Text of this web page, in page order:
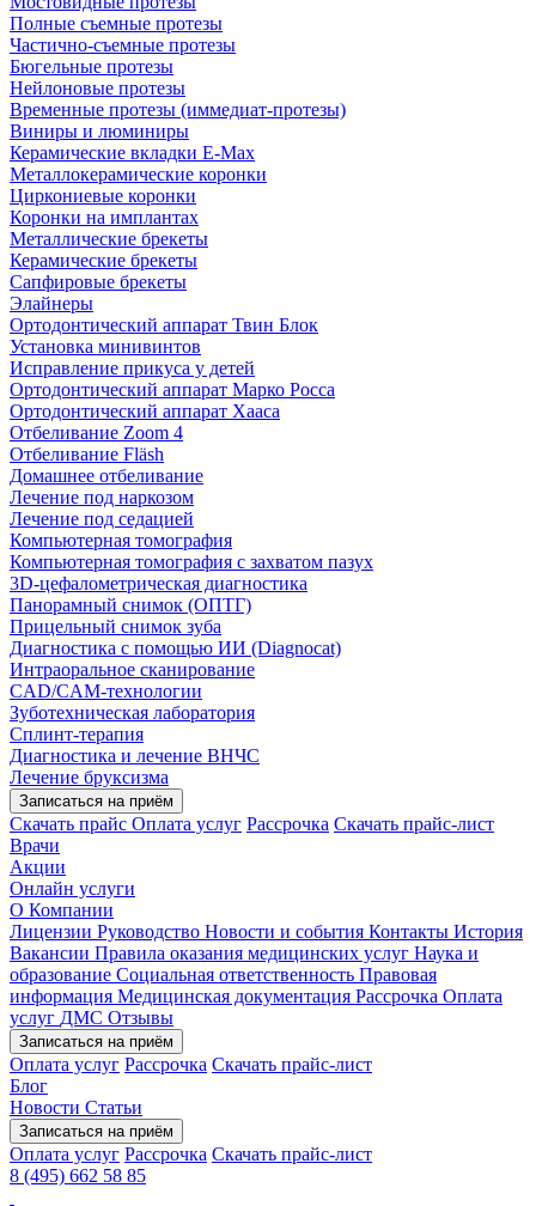
Полные съемные протезы
Частично-съемные протезы
Бюгельные протезы
Нейлоновые протезы
Временные протезы (иммедиат-протезы)
Виниры и люминиры
Керамические вкладки E-Max
Металлокерамические коронки
Циркониевые коронки
Коронки на имплантах
Металлические брекеты
Керамические брекеты
Сапфировые брекеты
Элайнеры
Ортодонтический аппарат Твин Блок
Установка минивинтов
Исправление прикуса у детей
Ортодонтический аппарат Марко Росса
Ортодонтический аппарат Хааса
Отбеливание Zoom 4
Отбеливание Fläsh
Домашнее отбеливание
Лечение под наркозом
Лечение под седацией
Компьютерная томография
Компьютерная томография с захватом пазух
3D-цефалометрическая диагностика
Панорамный снимок (ОПТГ)
Прицельный снимок зуба
Диагностика с помощью ИИ (Diagnocat)
Интраоральное сканирование
CAD/CAM-технологии
Зуботехническая лаборатория
Сплинт-терапия
Диагностика и лечение ВНЧС
Лечение бруксизма
Записаться на приём
Скачать прайс Оплата услуг Рассрочка Скачать прайс-лист
Врачи
Акции
Онлайн услуги
О Компании
Лицензии Руководство Новости и события Контакты История
Вакансии Правила оказания медицинских услуг Наука и
образование Социальная ответственность Правовая
информация Медицинская документация Рассрочка Оплата
услуг ДМС Отзывы
Записаться на приём
Оплата услуг Рассрочка Скачать прайс-лист
Блог
Новости Статьи
Записаться на приём
Оплата услуг Рассрочка Скачать прайс-лист
8 (495) 662 58 85